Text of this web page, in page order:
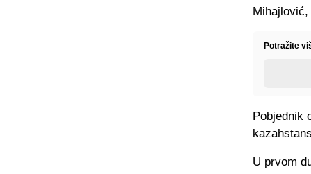
Potražite
Pobjednik
U prvom